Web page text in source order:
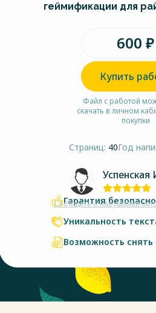
геймификации для
600 ₽
Купить
Файл с работой
скачать в личном
покупки
Страниц: 40Год
Успенская
Сообщить о нарушении
Гарантия
Уникальность
Возможность